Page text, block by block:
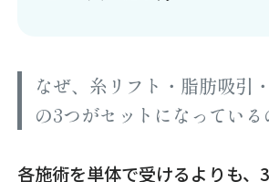
なぜ、糸リフト・脂肪吸引
の3つがセットになっている
各施術を単体で受けるよりも、